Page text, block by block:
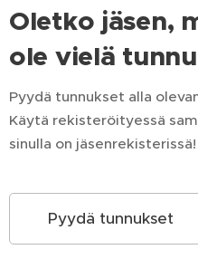
Oletko jäsen,
ole vielä
Pyydä tunnukset alla
Käytä rekisteröityessä
sinulla on jäsenrekisterissä!
Pyydä tunnukset